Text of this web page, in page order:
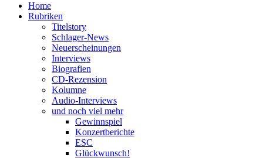
Home
Rubriken
Titelstory
Schlager-News
Neuerscheinungen
Interviews
Biografien
CD-Rezension
Kolumne
Audio-Interviews
und noch viel mehr
Gewinnspiel
Konzertberichte
ESC
Glückwunsch!